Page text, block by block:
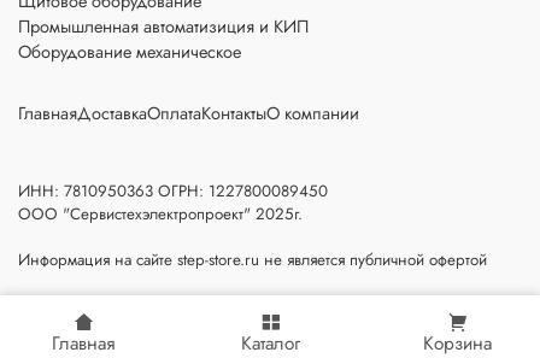
Главная Каталог Корзина
ГлавнаяДоставкаОплатаКонтактыО компании
Промышленная автоматизиция и КИП
Оборудование механическое
ИНН: 7810950363 ОГРН: 1227800089450
ООО "Сервистехэлектропроект" 2025г.
Информация на сайте step-store.ru не является публичной офертой